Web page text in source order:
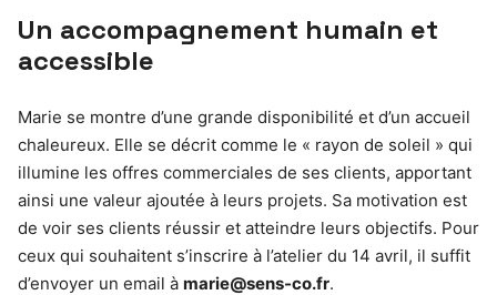
Un accompagnement humain et
accessible
Marie se montre d’une grande disponibilité et d’un accueil
chaleureux. Elle se décrit comme le « rayon de soleil » qui
illumine les offres commerciales de ses clients, apportant
ainsi une valeur ajoutée à leurs projets. Sa motivation est
de voir ses clients réussir et atteindre leurs objectifs. Pour
ceux qui souhaitent s’inscrire à l’atelier du 14 avril, il suffit
d’envoyer un email à marie@sens-co.fr.